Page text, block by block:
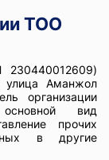
ТОО
230440012609)
улица Аманжол
организации
вид
прочих
в другие